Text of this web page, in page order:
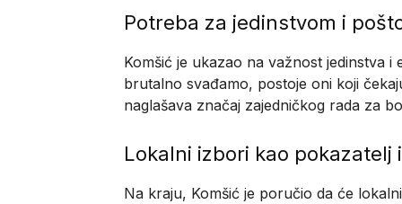
Potreba za jedinstvom i
Komšić je ukazao na važnost jedinstva
brutalno svađamo, postoje oni koji
naglašava značaj zajedničkog rada za
Lokalni izbori kao pokazatelj
Na kraju, Komšić je poručio da će